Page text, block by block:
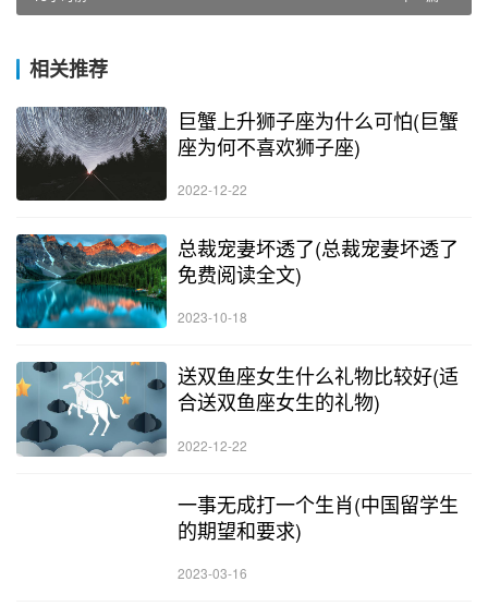
相关推荐
巨蟹上升狮子座为什么可怕(巨蟹
座为何不喜欢狮子座)
2022-12-22
总裁宠妻坏透了(总裁宠妻坏透了
免费阅读全文)
2023-10-18
送双鱼座女生什么礼物比较好(适
合送双鱼座女生的礼物)
2022-12-22
一事无成打一个生肖(中国留学生
的期望和要求)
2023-03-16